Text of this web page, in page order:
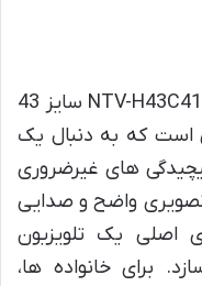
تلویزیون ال ای دی نکسار مدل NTV-H43C412N سایز 43
است که به دنبال یک
های غیرضروری
تصویری واضح و صدایی
اصلی یک تلویزیون
برای خانواده ها،